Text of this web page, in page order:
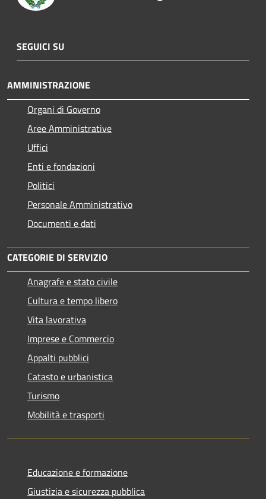
SEGUICI SU
AMMINISTRAZIONE
Organi di Governo
Aree Amministrative
Uffici
Enti e fondazioni
Politici
Personale Amministrativo
Documenti e dati
CATEGORIE DI SERVIZIO
Anagrafe e stato civile
Cultura e tempo libero
Vita lavorativa
Imprese e Commercio
Appalti pubblici
Catasto e urbanistica
Turismo
Mobilità e trasporti
Educazione e formazione
Giustizia e sicurezza pubblica